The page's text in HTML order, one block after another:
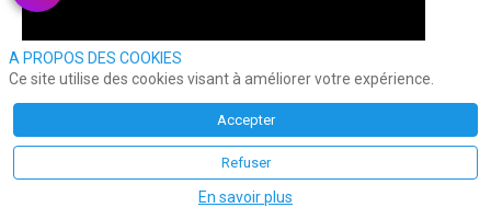
A PROPOS DES COOKIES
Ce site utilise des cookies visant à améliorer votre expérience.
Accepter
Refuser
En savoir plus